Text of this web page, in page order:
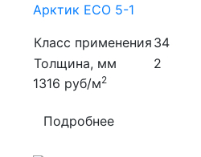
Арктик ECO 5-1
Класс применения 34
Толщина, мм
2
1316 руб/м2
Подробнее